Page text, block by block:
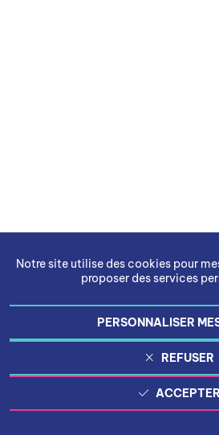
Notre site utilise des cookies pour
proposer des services
PERSONNALISER
REFUSER
ACCEPTER